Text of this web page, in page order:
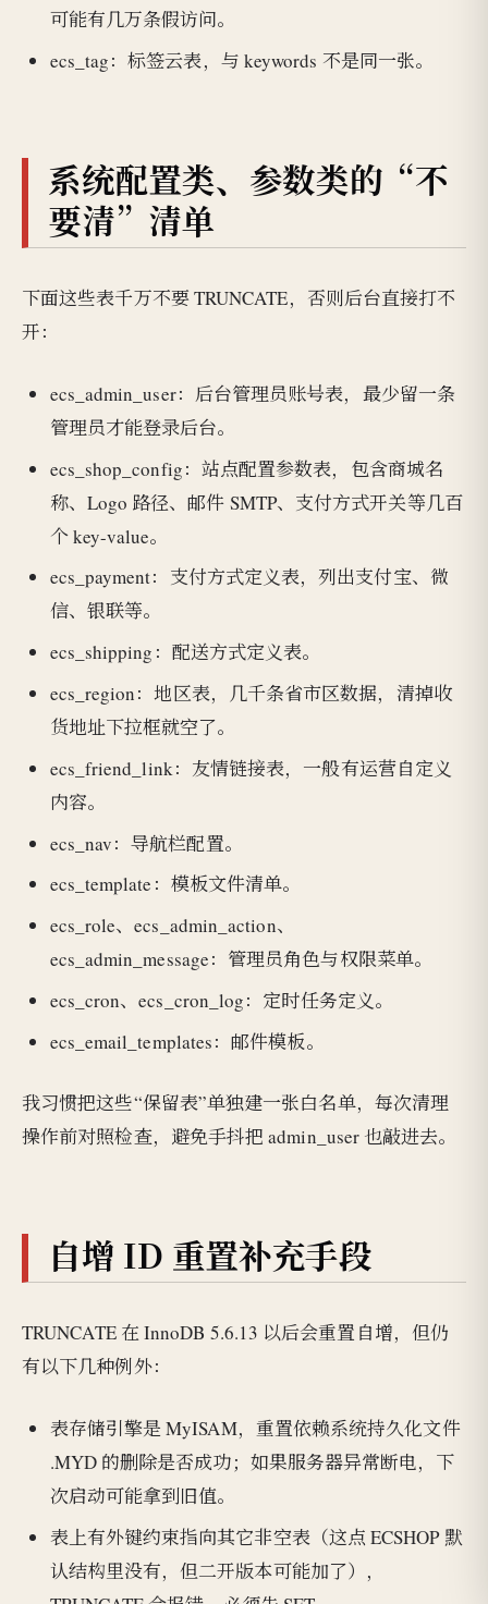
可能有几万条假访问。
ecs_tag：标签云表，与 keywords 不是同一张。
系统配置类、参数类的“不
要清”清单
下面这些表千万不要 TRUNCATE，否则后台直接打不
开：
ecs_admin_user：后台管理员账号表，最少留一条
管理员才能登录后台。
ecs_shop_config：站点配置参数表，包含商城名
称、Logo 路径、邮件 SMTP、支付方式开关等几百
个 key-value。
ecs_payment：支付方式定义表，列出支付宝、微
信、银联等。
ecs_shipping：配送方式定义表。
ecs_region：地区表，几千条省市区数据，清掉收
货地址下拉框就空了。
ecs_friend_link：友情链接表，一般有运营自定义
内容。
ecs_nav：导航栏配置。
ecs_template：模板文件清单。
ecs_role、ecs_admin_action、
ecs_admin_message：管理员角色与权限菜单。
ecs_cron、ecs_cron_log：定时任务定义。
ecs_email_templates：邮件模板。
我习惯把这些“保留表”单独建一张白名单，每次清理
操作前对照检查，避免手抖把 admin_user 也敲进去。
自增 ID 重置补充手段
TRUNCATE 在 InnoDB 5.6.13 以后会重置自增，但仍
有以下几种例外：
表存储引擎是 MyISAM，重置依赖系统持久化文件
.MYD 的删除是否成功；如果服务器异常断电，下
次启动可能拿到旧值。
表上有外键约束指向其它非空表（这点 ECSHOP 默
认结构里没有，但二开版本可能加了），